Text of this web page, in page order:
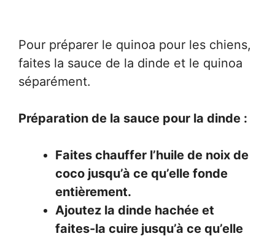
Pour préparer le quinoa pour les chiens,
faites la sauce de la dinde et le quinoa
séparément.
Préparation de la sauce pour la dinde :
Faites chauffer l’huile de noix de
coco jusqu’à ce qu’elle fonde
entièrement.
Ajoutez la dinde hachée et
faites-la cuire jusqu’à ce qu’elle